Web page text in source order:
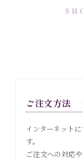
ご注文方法
インターネットに
す。
ご注文への対応